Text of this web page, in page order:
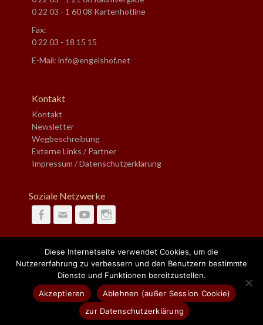
0 22 03 - 1 60 08 Kartenhotline
Fax:
0 22 03 - 18 15 15
E-Mail: info@engelshof.net
Kontakt
Kontakt
Newsletter
Wegbeschreibung
Externe Links / Partner
Impressum / Datenschutzerklärung
Soziale Netzwerke
Facebook
Email YouTube
Suche
nach:
Copyright © 2026Bürgerzentrum Engelshof e.V.. Alle Rechte vorbehalten.
DESIGN:AXF-GRAFIX
Diese Internetseite verwendet Cookies, um die
Nutzererfahrung zu verbessern und den Benutzern bestimmte
Dienste und Funktionen bereitzustellen.
Akzeptieren
Ablehnen (außer Session Cookie)
zur Datenschutzerklärung